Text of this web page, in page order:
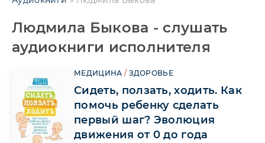
Людмила Быкова - слушать
аудиокниги исполнителя
МЕДИЦИНА / ЗДОРОВЬЕ
Сидеть, ползать, ходить. Как
помочь ребенку сделать
первый шаг? Эволюция
движения от 0 до года